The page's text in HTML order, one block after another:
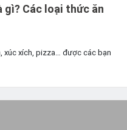
Các loại thức ăn
xúc xích, pizza… được các bạn